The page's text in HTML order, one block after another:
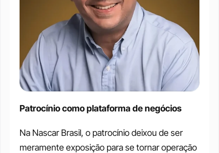
Patrocínio como plataforma de negócios
Na Nascar Brasil, o patrocínio deixou de ser
meramente exposição para se tornar operação